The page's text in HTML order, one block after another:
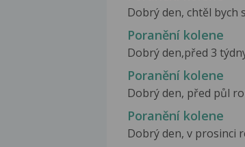
Dobrý den, chtěl bych
Poranění kolene
Dobrý den,před 3
Poranění kolene
Dobrý den, před půl
Poranění kolene
Dobrý den, v prosinci